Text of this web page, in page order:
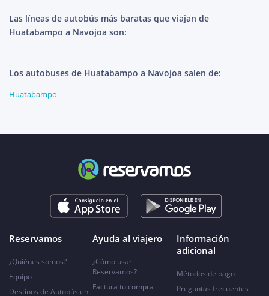
Las líneas de autobús más baratas que viajan de
Huatabampo a Navojoa son:
Los autobuses de Huatabampo a Navojoa salen de:
Huatabampo
Reservamos
¿Quiénes somos?
Equipo
Destinos de Autobús en
Ayuda al viajero
¿Cómo usar
Reservamos?
Factura tu compra
Información
adicional
Métodos de pago
Preguntas frecuentes